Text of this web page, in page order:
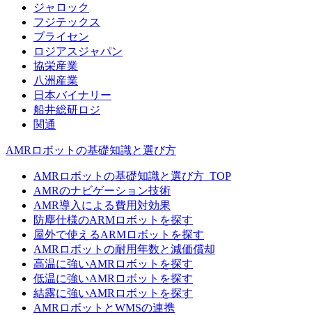
ジャロック
フジテックス
ブライセン
ロジアスジャパン
協栄産業
八洲産業
日本バイナリー
船井総研ロジ
関通
AMRロボットの基礎知識と選び方
AMRロボットの基礎知識と選び方_TOP
AMRのナビゲーション技術
AMR導入による費用対効果
防塵仕様のARMロボットを探す
屋外で使えるARMロボットを探す
AMRロボットの耐用年数と減価償却
高温に強いAMRロボットを探す
低温に強いAMRロボットを探す
結露に強いAMRロボットを探す
AMRロボットとWMSの連携